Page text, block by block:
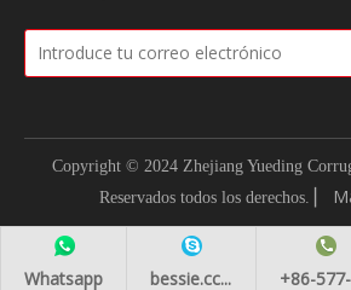
Whatsapp bessie.cc... +86-
Copyright © 2024 Zhejiang Yueding
Reservados todos los derechos.